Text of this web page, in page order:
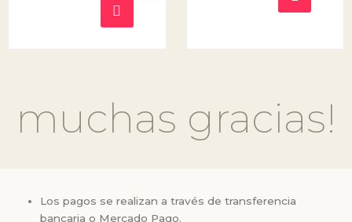
muchas gracias!
Los pagos se realizan a través de transferencia
bancaria o Mercado Pago.